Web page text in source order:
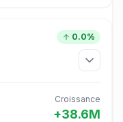
0.0%
Croissance
+38.6M